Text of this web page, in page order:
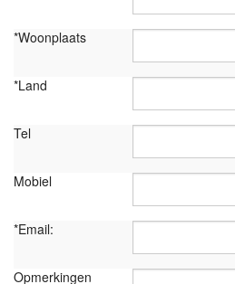
*Woonplaats
*Land
Tel
Mobiel
*Email:
Opmerkingen